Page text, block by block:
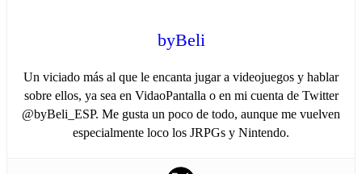
byBeli
Un viciado más al que le encanta jugar a videojuegos y hablar
sobre ellos, ya sea en VidaoPantalla o en mi cuenta de Twitter
@byBeli_ESP. Me gusta un poco de todo, aunque me vuelven
especialmente loco los JRPGs y Nintendo.